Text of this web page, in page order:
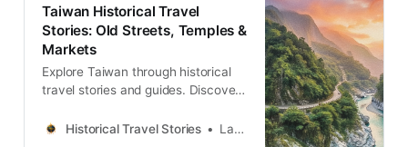
牲，以及日式宿舍群的共生哲學。透
過五個層疊的歷史故事與空間觀察，
剖析權力與創傷如何轉化為民主重生
的養分，適合追求人文厚度與轉型正
義思考的深度旅人。Lawrence
Zhongzheng District: Power,
Taiwan Historical Travel
Stories: Old Streets, Temples &
Markets
Explore Taiwan through historical
travel stories and guides. Discover
filled with local memories and
Historical Travel Stories Lawrence